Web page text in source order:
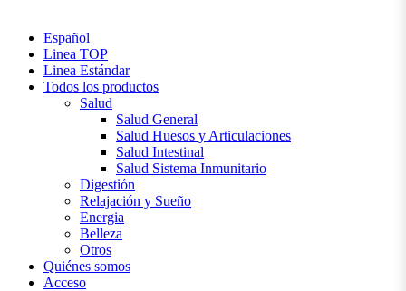
Español
Linea TOP
Linea Estándar
Todos los productos
Salud
Salud General
Salud Huesos y Articulaciones
Salud Intestinal
Salud Sistema Inmunitario
Digestión
Relajación y Sueño
Energia
Belleza
Otros
Quiénes somos
Acceso